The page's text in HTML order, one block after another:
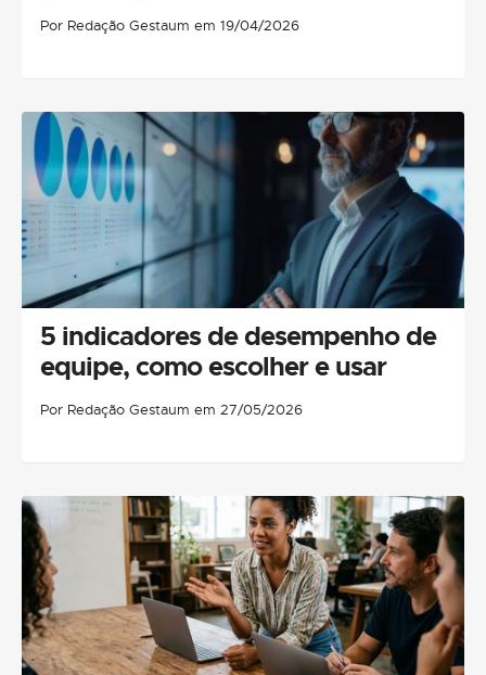
Por Redação Gestaum em 19/04/2026
5 indicadores de desempenho de
equipe, como escolher e usar
Por Redação Gestaum em 27/05/2026